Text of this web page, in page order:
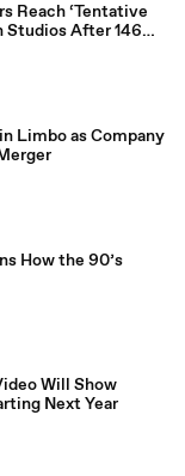
Reach ‘Tentative
Studios After 146
Limbo as Company
How the 90’s
Will Show
Next Year